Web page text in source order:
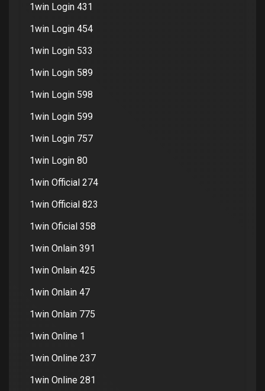
1win Login 431
1win Login 454
1win Login 533
1win Login 589
1win Login 598
1win Login 599
1win Login 757
1win Login 80
1win Official 274
1win Official 823
1win Oficial 358
1win Onlain 391
1win Onlain 425
1win Onlain 47
1win Onlain 775
1win Online 1
1win Online 237
1win Online 281